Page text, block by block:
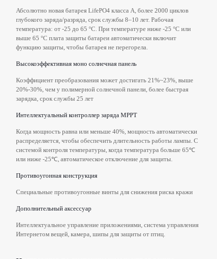
Абсолютно новая батарея LifePO4 класса А, более 2000 циклов
глубокого заряда/разряда, срок службы 8–10 лет. Рабочая
температура: от -25 до 65 °C. При температуре ниже -25 °C или
выше 65 °C плата защиты батареи автоматически включит
функцию защиты, чтобы батарея не перегорела.
Высокоэффективная моно солнечная панель
Коэффициент преобразования может достигать 21%~23%, выше
20%-30%, чем у полимерной солнечной панели, более быстрая
зарядка, срок службы 25 лет
Интеллектуальный контроллер заряда MPPT
Когда мощность равна или меньше 40%, мощность автоматически
распределяется, чтобы обеспечить длительность работы лампы. С
системой контроля температуры, когда температура больше 65℃
или ниже -25℃, автоматическое отключение для защиты.
Противоугонная конструкция
Специальные противоугонные винты для снижения риска кражи
Дополнительный аксессуар
Интеллектуальное управление приложениями, система управления
Интернетом вещей, камера, шипы для защиты от птиц.